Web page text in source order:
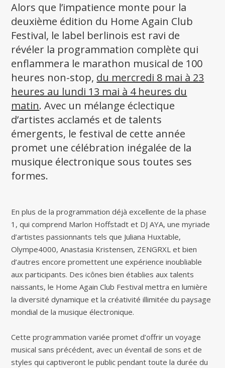
Alors que l’impatience monte pour la
deuxième édition du Home Again Club
Festival, le label berlinois est ravi de
révéler la programmation complète qui
enflammera le marathon musical de 100
heures non-stop, du mercredi 8 mai à 23
heures au lundi 13 mai à 4 heures du
matin. Avec un mélange éclectique
d’artistes acclamés et de talents
émergents, le festival de cette année
promet une célébration inégalée de la
musique électronique sous toutes ses
formes.
En plus de la programmation déjà excellente de la phase
1, qui comprend Marlon Hoffstadt et DJ AYA, une myriade
d’artistes passionnants tels que Juliana Huxtable,
Olympe4000, Anastasia Kristensen, ZENGRXL et bien
d’autres encore promettent une expérience inoubliable
aux participants. Des icônes bien établies aux talents
naissants, le Home Again Club Festival mettra en lumière
la diversité dynamique et la créativité illimitée du paysage
mondial de la musique électronique.
Cette programmation variée promet d’offrir un voyage
musical sans précédent, avec un éventail de sons et de
styles qui captiveront le public pendant toute la durée du